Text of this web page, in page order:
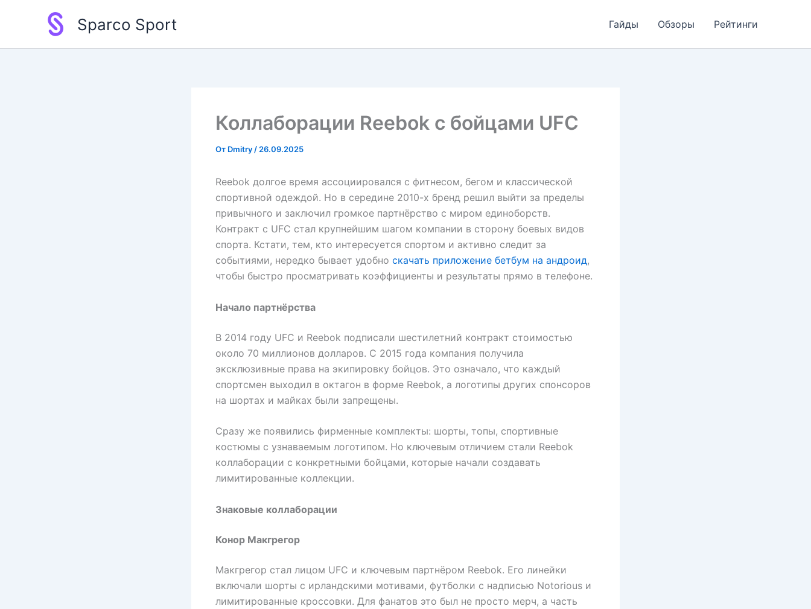
содержимому
Sparco Sport Гайды Обзоры Рейтинги
Коллаборации Reebok с бойцами UFC
От Dmitry / 26.09.2025
Reebok долгое время ассоциировался с фитнесом, бегом и классической
спортивной одеждой. Но в середине 2010-х бренд решил выйти за пределы
привычного и заключил громкое партнёрство с миром единоборств.
Контракт с UFC стал крупнейшим шагом компании в сторону боевых видов
спорта. Кстати, тем, кто интересуется спортом и активно следит за
событиями, нередко бывает удобно скачать приложение бетбум на андроид,
чтобы быстро просматривать коэффициенты и результаты прямо в телефоне.
Начало партнёрства
В 2014 году UFC и Reebok подписали шестилетний контракт стоимостью
около 70 миллионов долларов. С 2015 года компания получила
эксклюзивные права на экипировку бойцов. Это означало, что каждый
спортсмен выходил в октагон в форме Reebok, а логотипы других спонсоров
на шортах и майках были запрещены.
Сразу же появились фирменные комплекты: шорты, топы, спортивные
костюмы с узнаваемым логотипом. Но ключевым отличием стали Reebok
коллаборации с конкретными бойцами, которые начали создавать
лимитированные коллекции.
Знаковые коллаборации
Конор Макгрегор
Макгрегор стал лицом UFC и ключевым партнёром Reebok. Его линейки
включали шорты с ирландскими мотивами, футболки с надписью Notorious и
лимитированные кроссовки. Для фанатов это был не просто мерч, а часть